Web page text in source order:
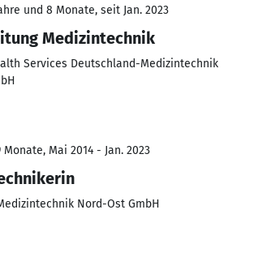
und 8 Monate, seit Jan. 2023
Medizintechnik
Services Deutschland-Medizintechnik
Mai 2014 - Jan. 2023
Nord-Ost GmbH